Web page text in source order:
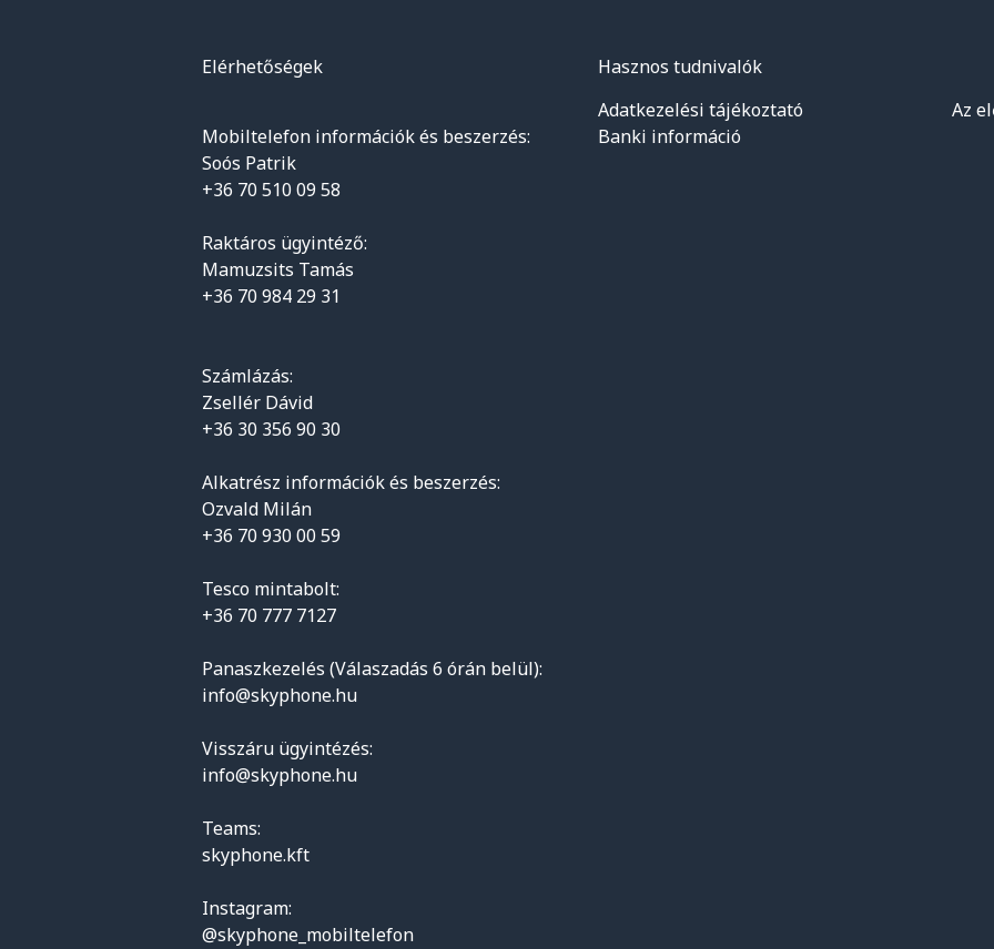
Elérhetőségek
Mobiltelefon információk és beszerzés:
Soós Patrik
+36 70 510 09 58
Raktáros ügyintéző:
Mamuzsits Tamás
+36 70 984 29 31
Számlázás:
Zsellér Dávid
+36 30 356 90 30
Alkatrész információk és beszerzés:
Ozvald Milán
+36 70 930 00 59
Tesco mintabolt:
+36 70 777 7127
Panaszkezelés (Válaszadás 6 órán belül):
info@skyphone.hu
Visszáru ügyintézés:
info@skyphone.hu
Teams:
skyphone.kft
Instagram:
@skyphone_mobiltelefon
Hasznos tudnivalók
Adatkezelési tájékoztató
Banki információ
Az